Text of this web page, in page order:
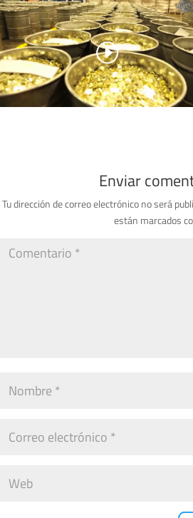
Enviar
Tu dirección de correo electrónico no será
están marcados